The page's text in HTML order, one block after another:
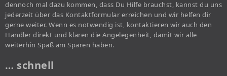
dennoch mal dazu kommen, dass Du Hilfe brauchst, kannst du uns
jederzeit über das Kontaktformular erreichen und wir helfen dir
gerne weiter. Wenn es notwendig ist, kontaktieren wir auch den
Händler direkt und klären die Angelegenheit, damit wir alle
weiterhin Spaß am Sparen haben.
… schnell